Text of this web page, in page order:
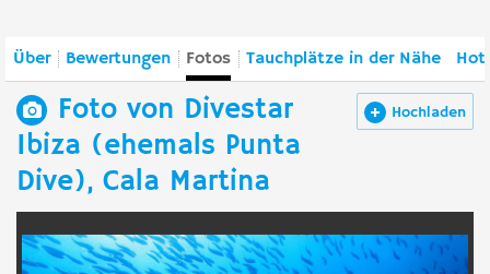
Über Bewertungen Fotos Tauchplätze in der Nähe
Hochladen
Foto von Divestar
Ibiza (ehemals Punta
Dive), Cala Martina